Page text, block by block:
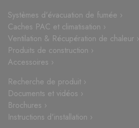
Systèmes d'évacuation de fumée ›
Caches PAC et climatisation ›
Ventilation & Récupération de chaleur ›
Produits de construction ›
Accessoires ›
Recherche de produit ›
Documents et vidéos ›
Brochures ›
Instructions d'installation ›